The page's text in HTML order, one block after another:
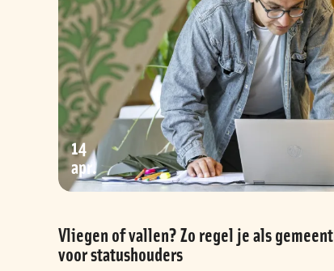
Vliegen of vallen? Zo regel je als
voor statushouders
14
apr